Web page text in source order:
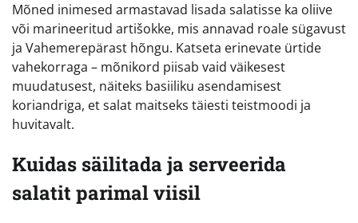
Mõned inimesed armastavad lisada salatisse ka oliive
või marineeritud artišokke, mis annavad roale sügavust
ja Vahemerepärast hõngu. Katseta erinevate ürtide
vahekorraga – mõnikord piisab vaid väikesest
muudatusest, näiteks basiiliku asendamisest
koriandriga, et salat maitseks täiesti teistmoodi ja
huvitavalt.
Kuidas säilitada ja serveerida
salatit parimal viisil